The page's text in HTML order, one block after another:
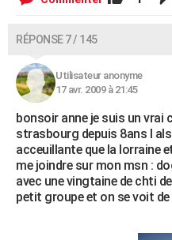
RÉPONSE 7 / 145
Utilisateur anonyme
17 avr. 2009 à 21:45
bonsoir anne je suis un vrai
strasbourg depuis 8ans l
acceuillante que la lorraine
me joindre sur mon msn :
avec une vingtaine de chti
petit groupe et on se voit